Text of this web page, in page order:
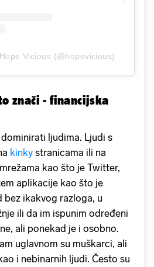
Vicious (@hopevicious)
znači - financijska
ljudima. Ljudi s
kinky stranicama ili na
kao što je Twitter,
aplikacije kao što je
bez ikakvog razloga, u
ili da im ispunim određeni
ali ponekad je i osobno.
uglavnom su muškarci, ali
i nebinarnih ljudi. Često su